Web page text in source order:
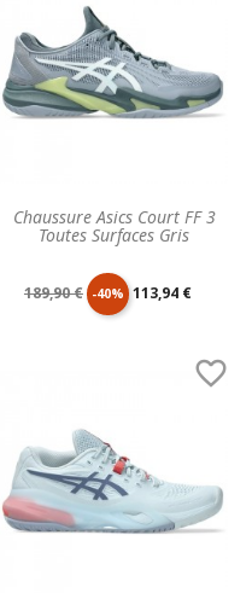
Chaussure Asics Court FF 3
Toutes Surfaces Gris
Prix
189,90 € -40% Prix
113,94 €
